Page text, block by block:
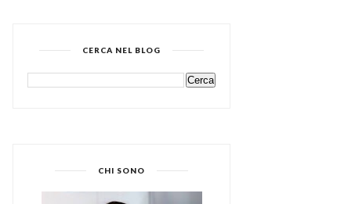
CERCA NEL BLOG
CHI SONO